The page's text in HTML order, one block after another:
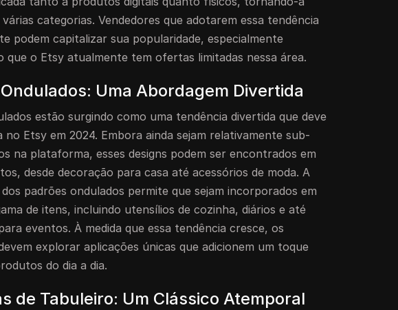
categorias. Vendedores que adotarem essa tendência
podem capitalizar sua popularidade, especialmente
que o Etsy atualmente tem ofertas limitadas nessa área.
Uma Abordagem Divertida
estão surgindo como uma tendência divertida que deve
Etsy em 2024. Embora ainda sejam relativamente sub-
na plataforma, esses designs podem ser encontrados em
desde decoração para casa até acessórios de moda. A
padrões ondulados permite que sejam incorporados em
de itens, incluindo utensílios de cozinha, diários e até
eventos. À medida que essa tendência cresce, os
explorar aplicações únicas que adicionem um toque
do dia a dia.
de Tabuleiro: Um Clássico Atemporal